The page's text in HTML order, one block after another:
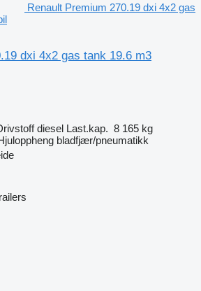
Renault Premium 270.19 dxi 4x2 gas
dxi 4x2 gas tank 19.6 m3
diesel Last.kap. 8 165 kg
bladfjær/pneumatikk